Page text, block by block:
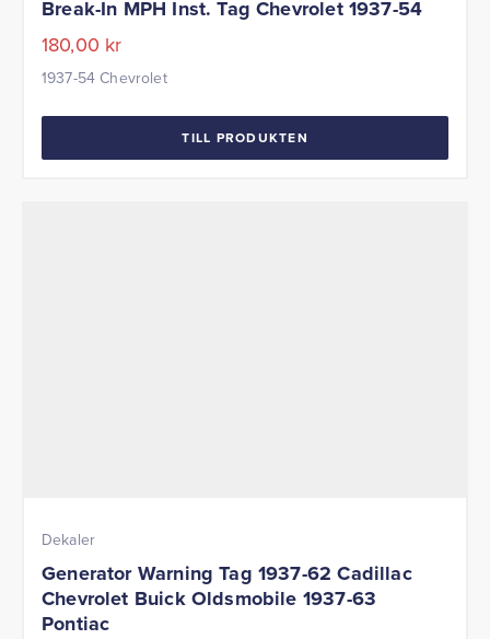
Break-In MPH Inst. Tag Chevrolet 1937-54
180,00 kr
1937-54 Chevrolet
TILL PRODUKTEN
Dekaler
Generator Warning Tag 1937-62 Cadillac
Chevrolet Buick Oldsmobile 1937-63
Pontiac